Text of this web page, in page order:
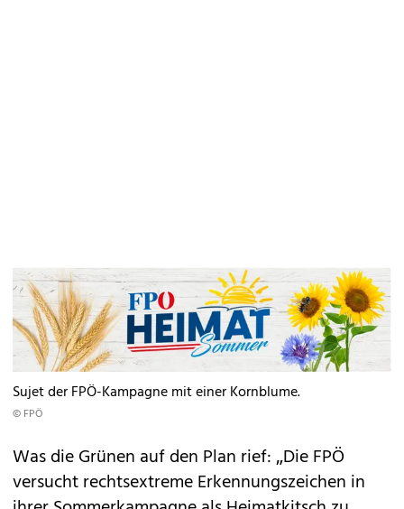
Sujet der FPÖ-Kampagne mit einer Kornblume.
© FPÖ
Was die Grünen auf den Plan rief: „Die FPÖ
versucht rechtsextreme Erkennungszeichen in